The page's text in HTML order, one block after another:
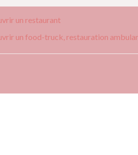
un restaurant
un food-truck, restauration